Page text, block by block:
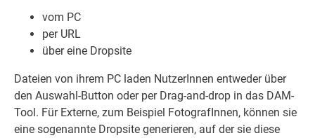
vom PC
per URL
über eine Dropsite
Dateien von ihrem PC laden NutzerInnen entweder über
den Auswahl-Button oder per Drag-and-drop in das DAM-
Tool. Für Externe, zum Beispiel FotografInnen, können sie
eine sogenannte Dropsite generieren, auf der sie diese